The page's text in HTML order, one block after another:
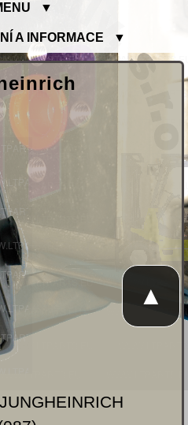
▼
A INFORMACE ▼
▲